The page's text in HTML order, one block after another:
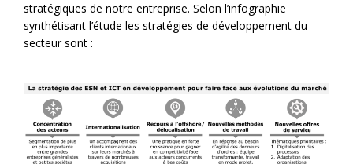
stratégiques de notre entreprise. Selon l’infographie
synthétisant l’étude les stratégies de développement du
secteur sont :